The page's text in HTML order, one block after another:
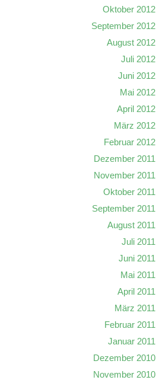
Oktober 2012
September 2012
August 2012
Juli 2012
Juni 2012
Mai 2012
April 2012
März 2012
Februar 2012
Dezember 2011
November 2011
Oktober 2011
September 2011
August 2011
Juli 2011
Juni 2011
Mai 2011
April 2011
März 2011
Februar 2011
Januar 2011
Dezember 2010
November 2010